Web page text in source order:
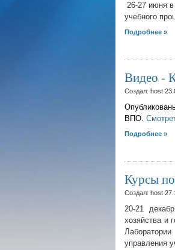
26-27 июня
учебного
Подробнее »
Видео -
Создал: host
ВПО.
Подробнее »
Курсы
Создал: host
20-21
хозяйства и
управления